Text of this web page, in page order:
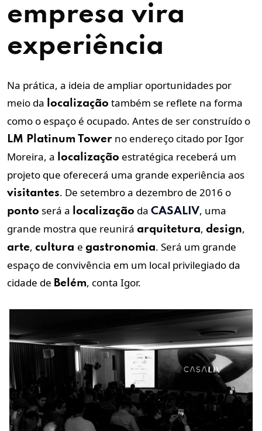
empresa vira
experiência
Na prática, a ideia de ampliar oportunidades por
meio da localização também se reflete na forma
como o espaço é ocupado. Antes de ser construído o
LM Platinum Tower no endereço citado por Igor
Moreira, a localização estratégica receberá um
projeto que oferecerá uma grande experiência aos
visitantes. De setembro a dezembro de 2016 o
ponto será a localização da CASALIV, uma
grande mostra que reunirá arquitetura, design,
arte, cultura e gastronomia. Será um grande
espaço de convivência em um local privilegiado da
cidade de Belém, conta Igor.